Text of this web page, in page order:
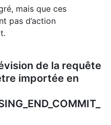
mais que ces
pas d’action
de la requête
importée en